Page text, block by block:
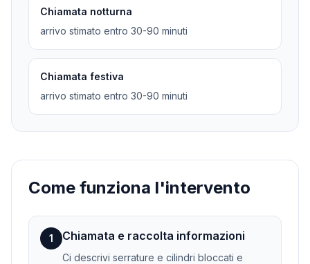
Chiamata notturna
arrivo stimato entro 30-90 minuti
Chiamata festiva
arrivo stimato entro 30-90 minuti
Come funziona l'intervento
1 Chiamata e raccolta informazioni
Ci descrivi serrature e cilindri bloccati e